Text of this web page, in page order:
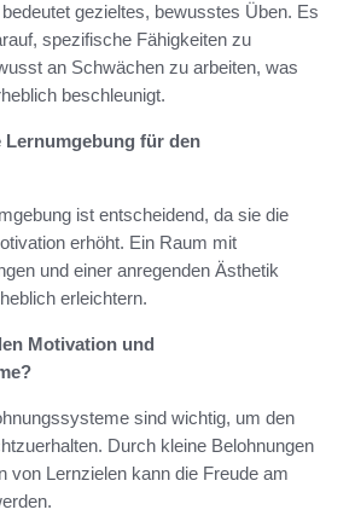
gezieltes, bewusstes Üben. Es
spezifische Fähigkeiten zu
an Schwächen zu arbeiten, was
beschleunigt.
für den
ist entscheidend, da sie die
erhöht. Ein Raum mit
und einer anregenden Ästhetik
erleichtern.
Motivation und
sind wichtig, um den
Durch kleine Belohnungen
von Lernzielen kann die Freude am